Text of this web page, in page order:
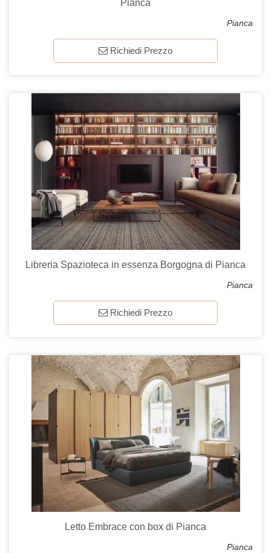
Pianca
Pianca
Richiedi Prezzo
Libreria Spazioteca in essenza Borgogna di Pianca
Pianca
Richiedi Prezzo
Letto Embrace con box di Pianca
Pianca